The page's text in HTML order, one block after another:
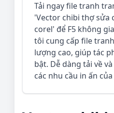
Tải ngay file tranh
'Vector chibi thợ sửa
corel' để F5 không
tôi cung cấp file
lượng cao, giúp tác
bật. Dễ dàng tải về
các nhu cầu in ấn